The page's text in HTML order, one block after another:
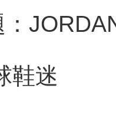
鞋迷